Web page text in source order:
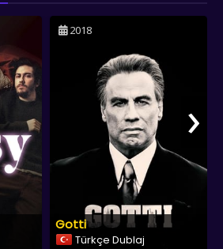
hikayesini başarılı bir şekilde
serinin ilk filmine kıyasla daha
duygusal yolculuklarını
alır. Film, aşkın ve ilişkilerin
bakış açısıyla etkileyici bir
2018
Gotti
Türkçe Dublaj
›